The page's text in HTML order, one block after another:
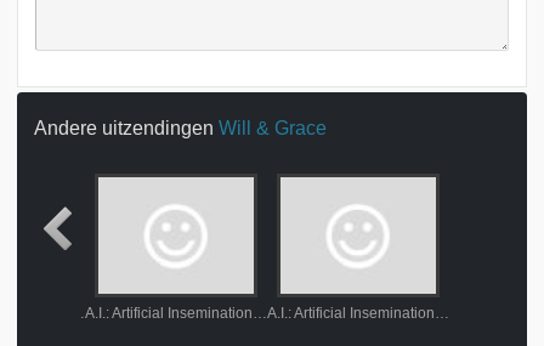
Andere uitzendingen Will & Grace
A buncha white chicks sittin around talkin A.I.: Artificial Insemination part 1 A.I.: Artificial Insemination part 2